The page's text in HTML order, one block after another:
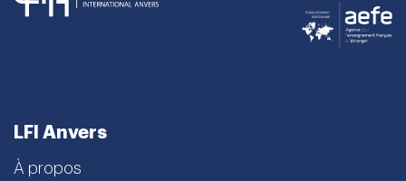
LFI Anvers
À propos